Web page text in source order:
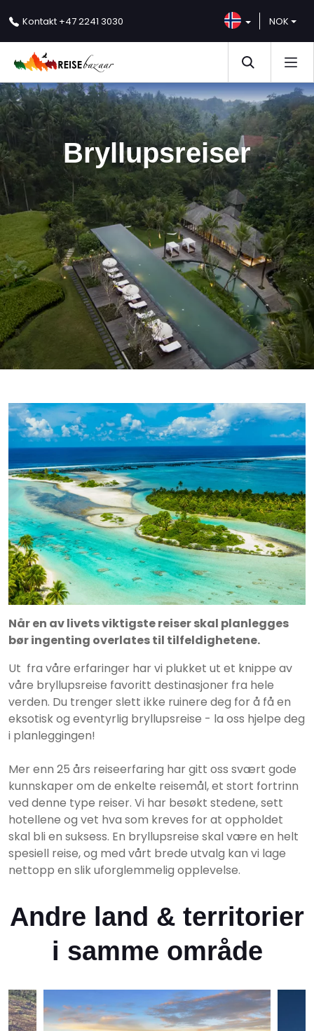
Kontakt +47 2241 3030 NOK
Bryllupsreiser
Når en av livets viktigste reiser skal planlegges
bør ingenting overlates til tilfeldighetene.
Ut fra våre erfaringer har vi plukket ut et knippe av
våre bryllupsreise favoritt destinasjoner fra hele
verden. Du trenger slett ikke ruinere deg for å få en
eksotisk og eventyrlig bryllupsreise - la oss hjelpe deg
i planleggingen!
Mer enn 25 års reiseerfaring har gitt oss svært gode
kunnskaper om de enkelte reisemål, et stort fortrinn
ved denne type reiser. Vi har besøkt stedene, sett
hotellene og vet hva som kreves for at oppholdet
skal bli en suksess. En bryllupsreise skal være en helt
spesiell reise, og med vårt brede utvalg kan vi lage
nettopp en slik uforglemmelig opplevelse.
Andre land & territorier
i samme område